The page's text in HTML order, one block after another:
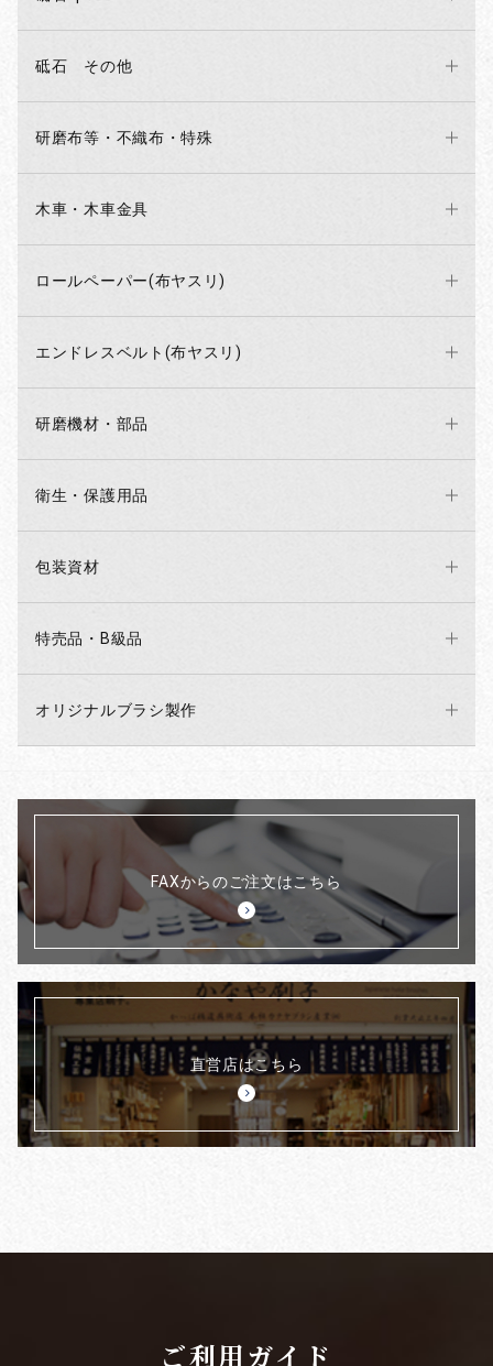
砥石 その他
研磨布等・不織布・特殊
木車・木車金具
ロールペーパー(布ヤスリ)
エンドレスベルト(布ヤスリ)
研磨機材・部品
衛生・保護用品
包装資材
特売品・B級品
オリジナルブラシ製作
FAXからのご注文はこちら
直営店はこちら
ご利用ガイド